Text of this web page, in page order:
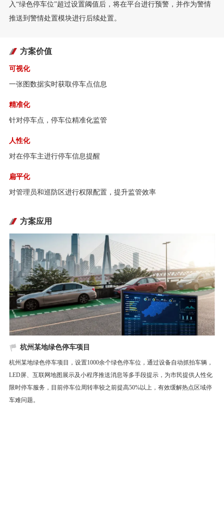
入“绿色停车位”超过设置阈值后，将在平台进行预警，并作为警情
推送到警情处置模块进行后续处置。
方案价值
可视化
一张图数据实时获取停车点信息
精准化
针对停车点，停车位精准化监管
人性化
对在停车主进行停车信息提醒
扁平化
对管理员和巡防区进行权限配置，提升监管效率
方案应用
杭州某地绿色停车项目
杭州某地绿色停车项目，设置1000余个绿色停车位，通过设备自动抓拍车辆，
LED屏、互联网地图展示及小程序推送消息等多手段提示，为市民提供人性化
限时停车服务，目前停车位周转率较之前提高50%以上，有效缓解热点区域停
车难问题。